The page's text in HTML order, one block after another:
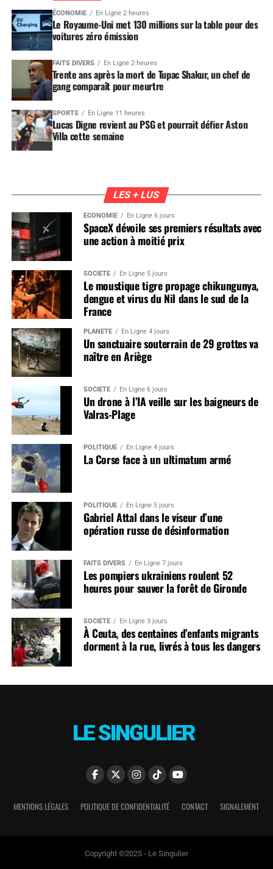
ÉCONOMIE En Ligne 2 heures
Le Royaume-Uni met 130 millions sur la table pour des
voitures zéro émission
FAITS DIVERS En Ligne 2 heures
Trente ans après la mort de Tupac Shakur, un chef de
gang comparaît pour meurtre
SPORTS En Ligne 11 heures
Lucas Digne revient au PSG et pourrait défier Aston
Villa cette semaine
LES + LUS
ÉCONOMIE En Ligne 6 jours
SpaceX dévoile ses premiers résultats avec
une action à moitié prix
SOCIÉTÉ En Ligne 5 jours
Le moustique tigre propage chikungunya,
dengue et virus du Nil dans le sud de la
France
PLANÈTE En Ligne 4 jours
Un sanctuaire souterrain de 29 grottes va
naître en Ariège
SOCIÉTÉ En Ligne 6 jours
Un drone à l’IA veille sur les baigneurs de
Valras-Plage
POLITIQUE En Ligne 4 jours
La Corse face à un ultimatum armé
POLITIQUE En Ligne 5 jours
Gabriel Attal dans le viseur d’une
opération russe de désinformation
FAITS DIVERS En Ligne 7 jours
Les pompiers ukrainiens roulent 52
heures pour sauver la forêt de Gironde
SOCIÉTÉ En Ligne 3 jours
À Ceuta, des centaines d’enfants migrants
dorment à la rue, livrés à tous les dangers
MENTIONS LÉGALES POLITIQUE DE CONFIDENTIALITÉ CONTACT SIGNALEMENT
Copyright ©2025 - Le Singulier